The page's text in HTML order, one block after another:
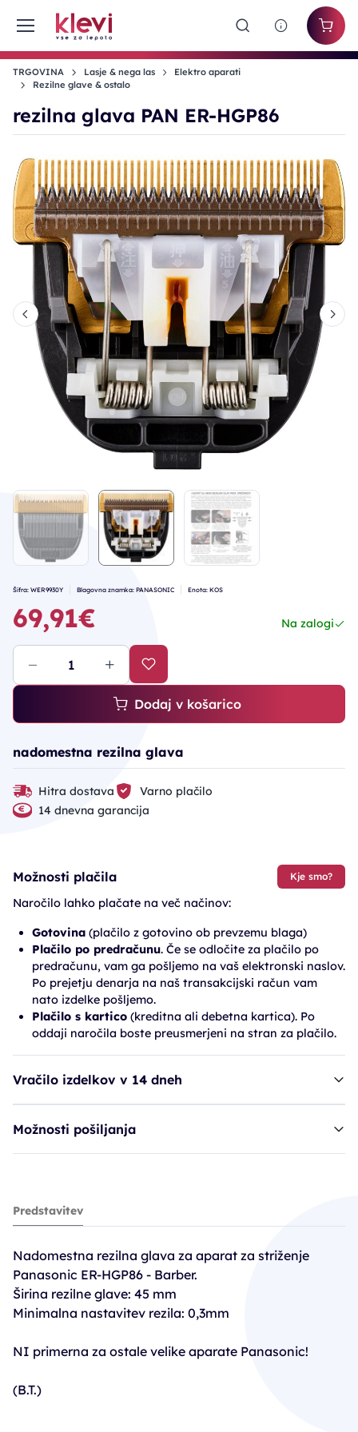
TRGOVINA Lasje & nega las
Elektro aparati
Rezilne glave & ostalo
rezilna glava PAN ER-HGP86
Šifra: WER9930Y Blagovna znamka: PANASONIC Enota: KOS
69,91€ Na zalogi
Dodaj v košarico
nadomestna rezilna glava
Hitra dostava
Varno plačilo
14 dnevna garancija
Možnosti plačila Kje smo?
Naročilo lahko plačate na več načinov:
Gotovina (plačilo z gotovino ob prevzemu blaga)
Plačilo po predračunu. Če se odločite za plačilo po
predračunu, vam ga pošljemo na vaš elektronski naslov.
Po prejetju denarja na naš transakcijski račun vam
nato izdelke pošljemo.
Plačilo s kartico (kreditna ali debetna kartica). Po
oddaji naročila boste preusmerjeni na stran za plačilo.
Vračilo izdelkov v 14 dneh
Možnosti pošiljanja
rezilna glava PAN ER-HGP86
69,91€
Predstavitev
Nadomestna rezilna glava za aparat za striženje
Panasonic ER-HGP86 - Barber.
Širina rezilne glave: 45 mm
Minimalna nastavitev rezila: 0,3mm
NI primerna za ostale velike aparate Panasonic!
(B.T.)